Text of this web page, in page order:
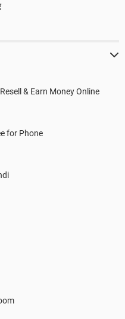
& Earn Money Online
for Phone